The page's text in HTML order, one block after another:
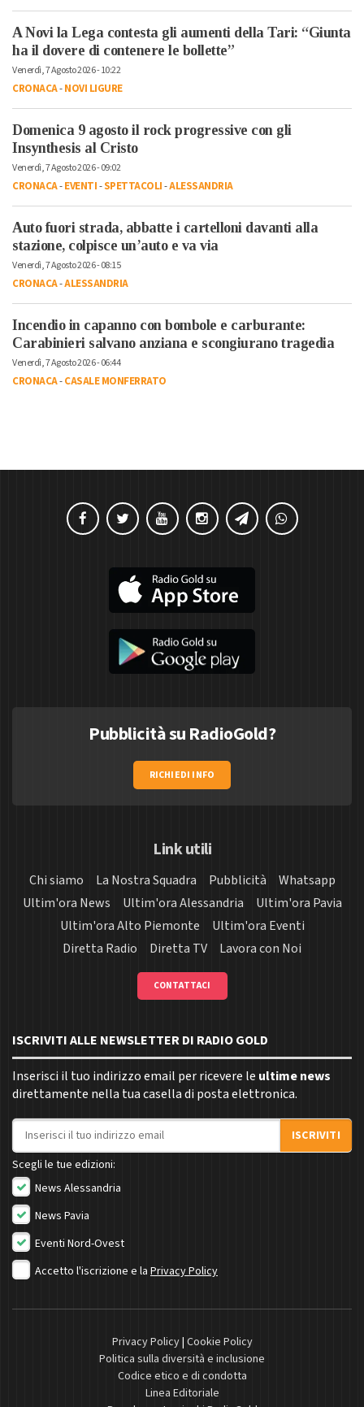
A Novi la Lega contesta gli aumenti della Tari: “Giunta
ha il dovere di contenere le bollette”
Venerdì, 7 Agosto 2026 - 10:22
CRONACA-NOVI LIGURE
Domenica 9 agosto il rock progressive con gli
Insynthesis al Cristo
Venerdì, 7 Agosto 2026 - 09:02
CRONACA-EVENTI-SPETTACOLI-ALESSANDRIA
Auto fuori strada, abbatte i cartelloni davanti alla
stazione, colpisce un’auto e va via
Venerdì, 7 Agosto 2026 - 08:15
CRONACA-ALESSANDRIA
Incendio in capanno con bombole e carburante:
Carabinieri salvano anziana e scongiurano tragedia
Venerdì, 7 Agosto 2026 - 06:44
CRONACA-CASALE MONFERRATO
Pubblicità su RadioGold?
RICHIEDI INFO
Link utili
Chi siamo La Nostra Squadra Pubblicità
Whatsapp
Ultim'ora News
Ultim'ora Alessandria
Ultim'ora Pavia
Ultim'ora Alto Piemonte
Ultim'ora Eventi
Diretta Radio
Diretta TV Lavora con Noi
CONTATTACI
ISCRIVITI ALLE NEWSLETTER DI RADIO GOLD
Inserisci il tuo indirizzo email per ricevere le ultime news
direttamente nella tua casella di posta elettronica.
Indirizzo email
ISCRIVITI
Scegli le tue edizioni:
News Alessandria
News Pavia
Eventi Nord-Ovest
Accetto l'iscrizione e la Privacy Policy
Privacy Policy| Cookie Policy
Politica sulla diversità e inclusione
Codice etico e di condotta
Linea Editoriale